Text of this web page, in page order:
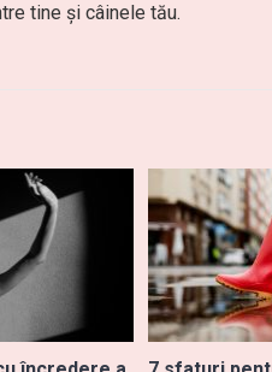
tine și câinele tău.